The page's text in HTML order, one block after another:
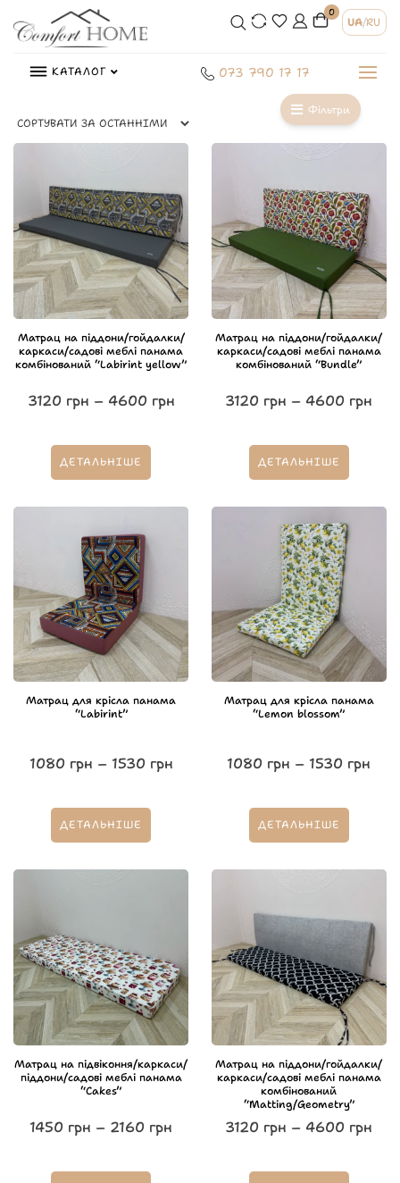
0
UA/RU
КАТАЛОГ 073 790 17 17
Матрац на піддони/гойдалки/
каркаси/садові меблі панама
комбінований “Labirint yellow”
3120 грн – 4600 грн
ДЕТАЛЬНІШЕ
Матрац на піддони/гойдалки/
каркаси/садові меблі панама
комбінований “Bundle”
3120 грн – 4600 грн
ДЕТАЛЬНІШЕ
Матрац для крісла панама
“Labirint”
1080 грн – 1530 грн
ДЕТАЛЬНІШЕ
Матрац для крісла панама
“Lemon blossom”
1080 грн – 1530 грн
ДЕТАЛЬНІШЕ
Матрац на підвіконня/каркаси/
піддони/садові меблі панама
“Cakes”
1450 грн – 2160 грн
Матрац на піддони/гойдалки/
каркаси/садові меблі панама
комбінований
“Matting/Geometry”
3120 грн – 4600 грн
Фільтри